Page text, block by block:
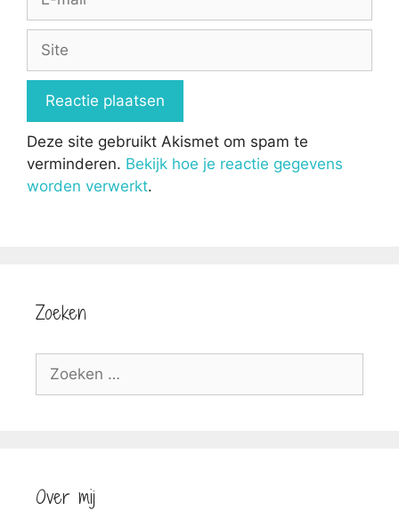
mail
Deze site gebruikt Akismet om spam te
verminderen. Bekijk hoe je reactie gegevens
worden verwerkt.
Zoeken
Zoek
Over mij